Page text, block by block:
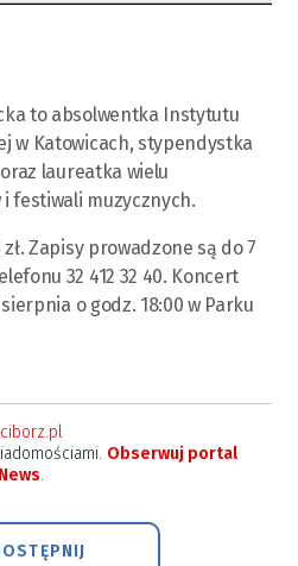
to absolwentka Instytutu
w Katowicach, stypendystka
laureatka wielu
festiwali muzycznych.
Zapisy prowadzone są do 7
32 412 32 40. Koncert
o godz. 18:00 w Parku
Obserwuj portal
.